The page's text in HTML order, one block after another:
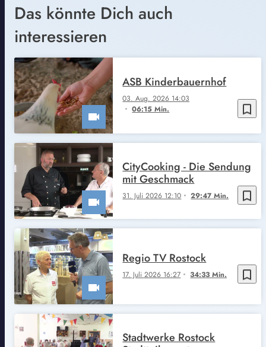
Das könnte Dich auch
interessieren
bookmark_border
03. Aug. 2026 14:03
06:15 Min.
ASB Kinderbauernhof
bookmark_border
31. Juli 2026 12:10 29:47 Min.
CityCooking - Die Sendung
mit Geschmack
bookmark_border
17. Juli 2026 16:27 34:33 Min.
Regio TV Rostock
Stadtwerke Rostock